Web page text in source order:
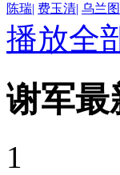
陈瑞| 费玉清| 乌兰
播放全
谢军最
1